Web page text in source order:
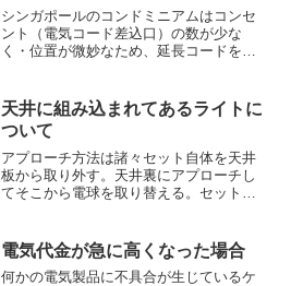
シンガポールのコンドミニアムはコンセ
ント（電気コード差込口）の数が少な
く・位置が微妙なため、延長コードを使
に、注意することがあります。
天井に組み込まれてあるライトに
ついて
アプローチ方法は諸々セット自体を天井
板から取り外す。天井裏にアプローチし
てそこから電球を取り替える。セットを
アプローチ方法を決めます。
電気代金が急に高くなった場合
何かの電気製品に不具合が生じているケ